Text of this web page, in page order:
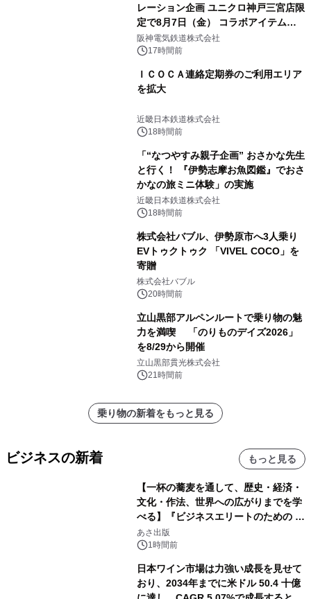
レーション企画 ユニクロ神戸三宮店限
定で8月7日（金） コラボアイテムが
発売決定！
阪神電気鉄道株式会社
17時間前
ＩＣＯＣＡ連絡定期券のご利用エリア
を拡大
近畿日本鉄道株式会社
18時間前
「“なつやすみ親子企画” おさかな先生
と行く！ 『伊勢志摩お魚図鑑』でおさ
かなの旅ミニ体験」の実施
近畿日本鉄道株式会社
18時間前
株式会社バブル、伊勢原市へ3人乗り
EVトゥクトゥク 「VIVEL COCO」を
寄贈
株式会社バブル
20時間前
立山黒部アルペンルートで乗り物の魅
力を満喫 「のりものデイズ2026」
を8/29から開催
立山黒部貫光株式会社
21時間前
乗り物の新着をもっと見る
ビジネスの新着 もっと見る
【一杯の蕎麦を通して、歴史・経済・
文化・作法、世界への広がりまでを学
べる】『ビジネスエリートのための 教
養としての蕎麦』2026年8月25日
（火）発売
あさ出版
1時間前
日本ワイン市場は力強い成長を見せて
おり、2034年までに米ドル 50.4 十億